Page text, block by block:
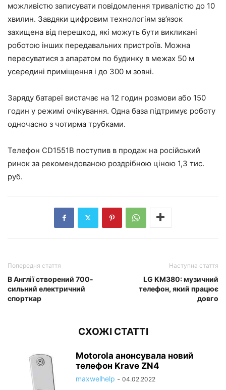
можливістю записувати повідомлення тривалістю до 10
хвилин. Завдяки цифровим технологіям зв’язок
захищена від перешкод, які можуть бути викликані
роботою інших передавальних пристроїв. Можна
пересуватися з апаратом по будинку в межах 50 м
усередині приміщення і до 300 м зовні.
Заряду батареї вистачає на 12 годин розмови або 150
годин у режимі очікування. Одна база підтримує роботу
одночасно з чотирма трубками.
Телефон CD1551B поступив в продаж на російський
ринок за рекомендованою роздрібною ціною 1,3 тис.
руб.
Попередня стаття
В Англії створений 700-
сильний електричний
спорткар
Наступна стаття
LG KM380: музичний
телефон, який працює
довго
СХОЖІ СТАТТІ
Motorola анонсувала новий
телефон Krave ZN4
maxwelhelp - 04.02.2022